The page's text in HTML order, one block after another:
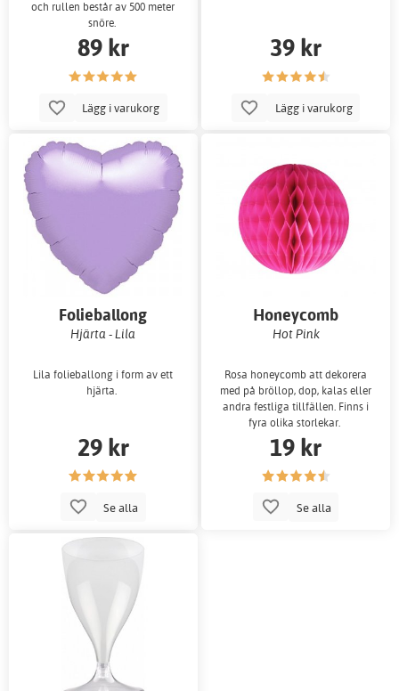
och rullen består av 500 meter
snöre.
89 kr
Lägg i varukorg
39 kr
Lägg i varukorg
Folieballong
Hjärta - Lila
Lila folieballong i form av ett
hjärta.
29 kr
Se alla
Honeycomb
Hot Pink
Rosa honeycomb att dekorera
med på bröllop, dop, kalas eller
andra festliga tillfällen. Finns i
fyra olika storlekar.
19 kr
Se alla